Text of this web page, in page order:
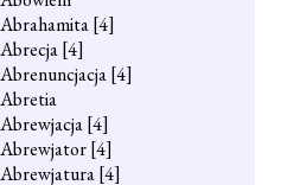
Abrahamita[4]
Abrecja[4]
Abrenuncjacja[4]
Abretia
Abrewjacja[4]
Abrewjator[4]
Abrewjatura[4]